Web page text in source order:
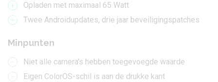
Opladen met maximaal 65 Watt
Twee Androidupdates, drie jaar beveiligingspatches
Minpunten
Niet alle camera's hebben toegevoegde waarde
Eigen ColorOS-schil is aan de drukke kant